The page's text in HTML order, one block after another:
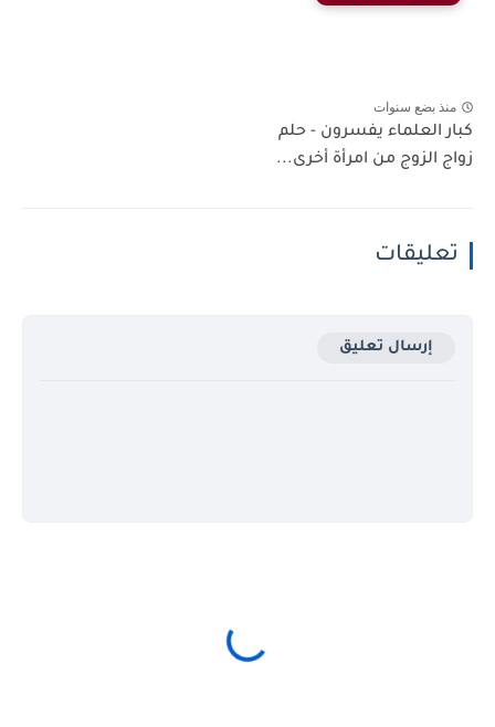
منذ بضع سنوات
كبار العلماء يفسرون - حلم
زواج الزوج من امرأة أخرى...
تعليقات
إرسال تعليق